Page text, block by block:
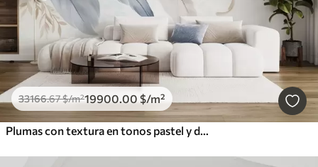
33166.67$/m²19900.00 $/m²
Plumas con textura en tonos pastel y delicadas hojas sobre un fondo claro